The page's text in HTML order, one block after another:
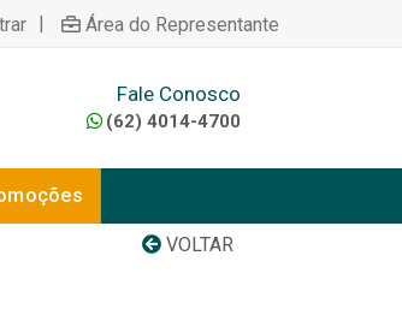
| Área do Representante
Fale Conosco
(62) 4014-4700
VOLTAR